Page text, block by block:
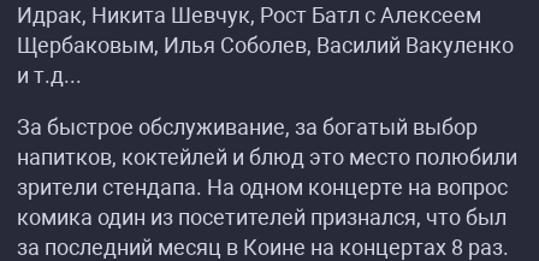
Идрак, Никита Шевчук, Рост Батл с Алексеем
Щербаковым, Илья Соболев, Василий Вакуленко
и т.д...
За быстрое обслуживание, за богатый выбор
напитков, коктейлей и блюд это место полюбили
зрители стендапа. На одном концерте на вопрос
комика один из посетителей признался, что был
за последний месяц в Коине на концертах 8 раз.